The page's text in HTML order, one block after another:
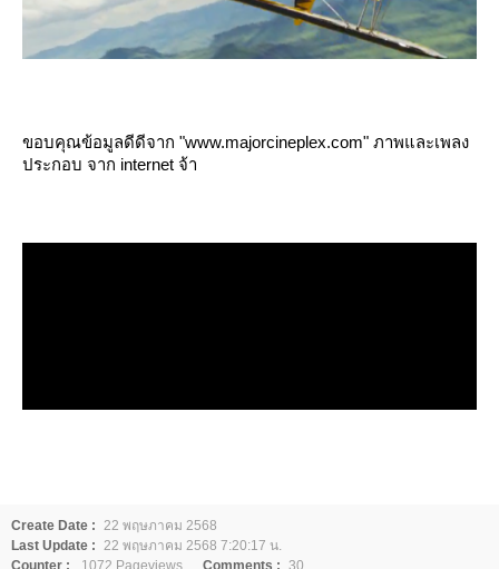
ขอบคุณข้อมูลดีดีจาก "www.majorcineplex.com" ภาพและเพลง
ประกอบ จาก internet จ้า
Create Date : 22 พฤษภาคม 2568
Last Update : 22 พฤษภาคม 2568 7:20:17 น.
Counter :
1072 Pageviews. Comments : 30